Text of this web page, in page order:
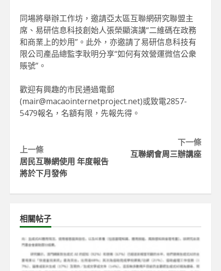
同場將舉辦工作坊，邀請亞太區互聯網研究聯盟主
席、易研信息科技創始人張榮顯演講“二維碼在政務
和商業上的妙用”。此外，亦邀請了易研信息科技有
限公司產品總監李耿明分享“如何有效營運微信公衆
賬號”。
歡迎有興趣的市民通過電郵
(mair@macaointernetproject.net)或致電2857-
5479報名，名額有限，先報先得。
Continue
Reading
下一條
互聯網會周三辦講座
上一條
居民互聯網使用 年度報告
將於下月發佈
相關帖子